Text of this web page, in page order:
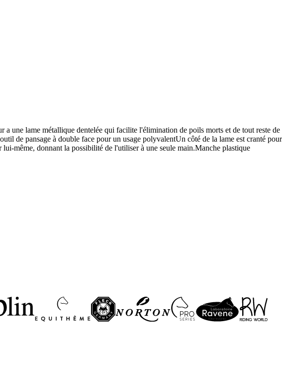
une lame métallique dentelée qui facilite l'élimination de poils morts et de tout reste de
de pansage à double face pour un usage polyvalentUn côté de la lame est cranté pour
même, donnant la possibilité de l'utiliser à une seule main.Manche plastique